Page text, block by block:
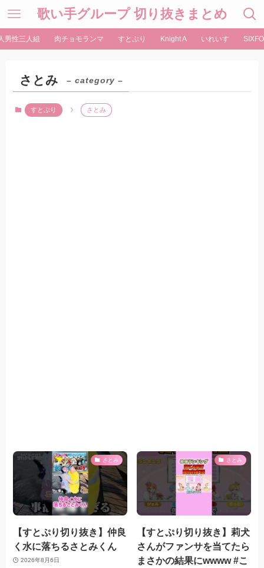
歌い手グループ 切り抜きまとめ
男性三人組 肉チョモランマ すとぷり Knight A いれいす
さとみ – category –
すとぷり さとみ
さとみ
【すとぷり切り抜き】仲良
く水に落ちるさとみくん
2026年8月6日
さとみ
【すとぷり切り抜き】莉犬
さんがファンサを当てたら
まさかの結果にwwww #こ